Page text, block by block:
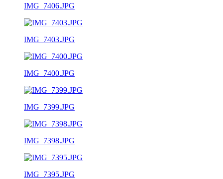
IMG_7406.JPG
IMG_7403.JPG
IMG_7400.JPG
IMG_7399.JPG
IMG_7398.JPG
IMG_7395.JPG